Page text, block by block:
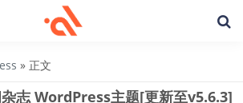
» 正文
志 WordPress主题[更新至v5.6.3]